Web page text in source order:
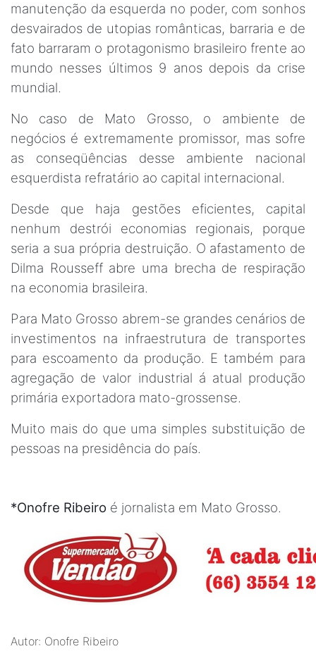
manutenção da esquerda no poder, com sonhos
desvairados de utopias românticas, barraria e de
fato barraram o protagonismo brasileiro frente ao
mundo nesses últimos 9 anos depois da crise
mundial.
No caso de Mato Grosso, o ambiente de
negócios é extremamente promissor, mas sofre
as conseqüências desse ambiente nacional
esquerdista refratário ao capital internacional.
Desde que haja gestões eficientes, capital
nenhum destrói economias regionais, porque
seria a sua própria destruição. O afastamento de
Dilma Rousseff abre uma brecha de respiração
na economia brasileira.
Para Mato Grosso abrem-se grandes cenários de
investimentos na infraestrutura de transportes
para escoamento da produção. E também para
agregação de valor industrial á atual produção
primária exportadora mato-grossense.
Muito mais do que uma simples substituição de
pessoas na presidência do país.
*Onofre Ribeiro é jornalista em Mato Grosso.
Autor: Onofre Ribeiro